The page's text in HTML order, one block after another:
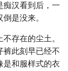
痴汉看到后，一
是没来。
存在的尘土。
裤此刻早已经不
是和服样式的衣